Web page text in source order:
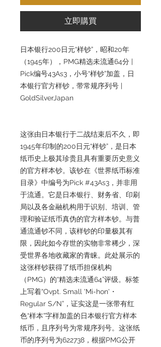
立即購買
日本银行200日元“样钞”，昭和20年
（1945年），PMG精选未流通64分 |
Pick编号43As3，小号“样钞”加盖，日
本银行官方样钞，带常规序列号 |
GoldSilverJapan
这张由日本银行于二战结束后不久，即
1945年印制的200日元“样钞”，是日本
纸币史上极其珍贵且具有重要历史意义
的官方样本钞。该钞在《世界纸币标准
目录》中编号为Pick #43As3，并非用
于流通。它是日本银行、财务省、印刷
局以及各金融机构用于识别、培训、管
理和验证纸币真伪的官方样本钞。与普
通流通钞不同，该样钞的印量极其有
限，因此如今存世的实物非常稀少，深
受世界各地收藏家的青睐。此处展示的
这张样钞获得了纸币担保机构
（PMG）的“精选未流通64”评级。标签
上写着“Ovpt. Small 'Mi-hon'・
Regular S/N”，证实这是一张带有红
色“样本”字样加盖的日本银行官方样本
纸币，且序列号为常规序列号。这张纸
币的序列号为622738，根据PMG公开